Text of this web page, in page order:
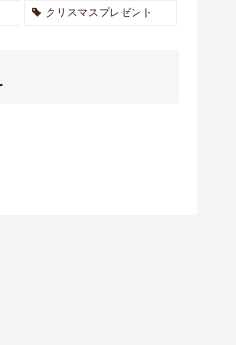
クリスマスプレゼント